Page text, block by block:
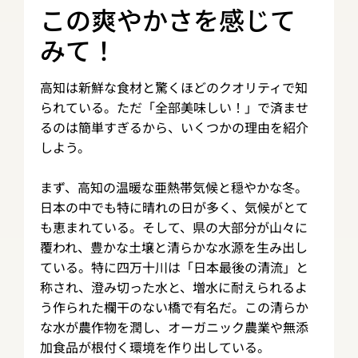
この爽やかさを感じて
みて！
高知は新鮮な食材と驚くほどのクオリティで知
られている。ただ「全部美味しい！」で済ませ
るのは簡単すぎるから、いくつかの理由を紹介
しよう。
まず、高知の温暖な亜熱帯気候と穏やかな冬。
日本の中でも特に晴れの日が多く、気候がとて
も恵まれている。そして、県の大部分が山々に
覆われ、豊かな土壌と清らかな水源を生み出し
ている。特に四万十川は「日本最後の清流」と
称され、澄み切った水と、増水に耐えられるよ
う作られた欄干のない橋で有名だ。この清らか
な水が農作物を潤し、オーガニック農業や無添
加食品が根付く環境を作り出している。